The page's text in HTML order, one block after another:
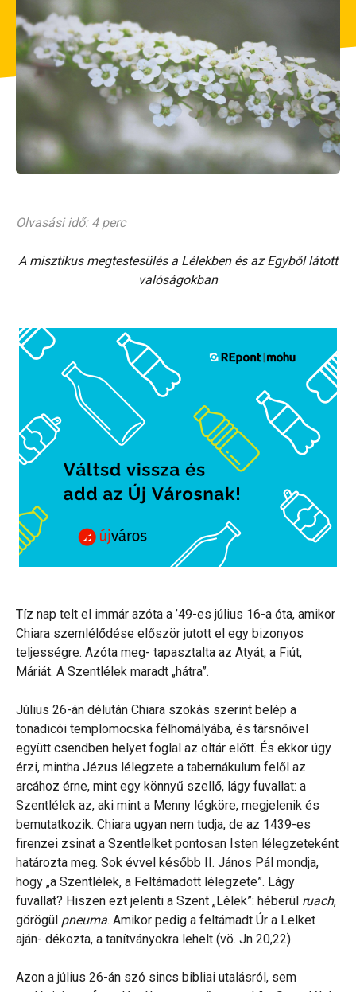
Olvasási idő: 4 perc
A misztikus megtestesülés a Lélekben és az Egyből látott
valóságokban
Tíz nap telt el immár azóta a ’49-es július 16-a óta, amikor
Chiara szemlélődése először jutott el egy bizonyos
teljességre. Azóta meg- tapasztalta az Atyát, a Fiút,
Máriát. A Szentlélek maradt „hátra”.
Július 26-án délután Chiara szokás szerint belép a
tonadicói templomocska félhomályába, és társnőivel
együtt csendben helyet foglal az oltár előtt. És ekkor úgy
érzi, mintha Jézus lélegzete a tabernákulum felől az
arcához érne, mint egy könnyű szellő, lágy fuvallat: a
Szentlélek az, aki mint a Menny légköre, megjelenik és
bemutatkozik. Chiara ugyan nem tudja, de az 1439-es
firenzei zsinat a Szentlelket pontosan Isten lélegzeteként
határozta meg. Sok évvel később II. János Pál mondja,
hogy „a Szentlélek, a Feltámadott lélegzete”. Lágy
fuvallat? Hiszen ezt jelenti a Szent „Lélek”: héberül ruach,
görögül pneuma. Amikor pedig a feltámadt Úr a Lelket
aján- dékozta, a tanítványokra lehelt (vö. Jn 20,22).
Azon a július 26-án szó sincs bibliai utalásról, sem